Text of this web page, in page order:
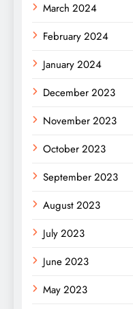
March 2024
February 2024
January 2024
December 2023
November 2023
October 2023
September 2023
August 2023
July 2023
June 2023
May 2023